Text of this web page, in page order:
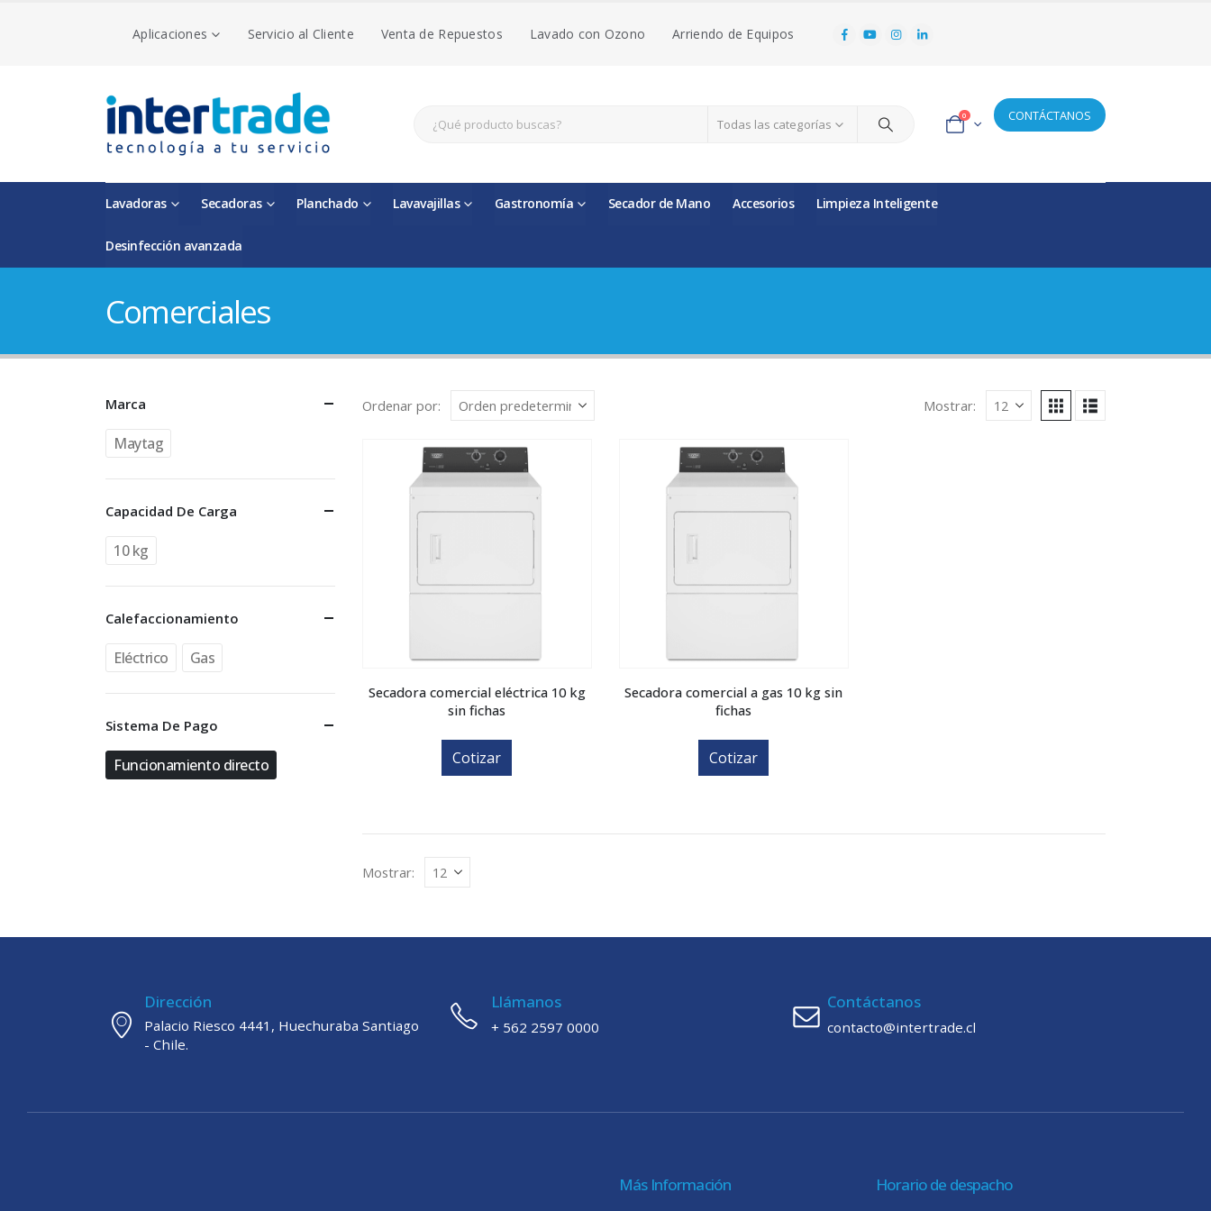
Aplicaciones Servicio al Cliente Venta de Repuestos Lavado con Ozono Arriendo de Equipos
Todas las categorías
0 CONTÁCTANOS
Lavadoras Secadoras Planchado Lavavajillas Gastronomía Secador de Mano Accesorios Limpieza Inteligente
Desinfección avanzada
Comerciales
Ordenar por: Mostrar:
Secadora comercial eléctrica 10 kg
sin fichas
Cotizar
Secadora comercial a gas 10 kg sin
fichas
Cotizar
Mostrar:
Marca
Maytag
Capacidad De Carga
10 kg
Calefaccionamiento
Eléctrico Gas
Sistema De Pago
Funcionamiento directo
Dirección
Palacio Riesco 4441, Huechuraba Santiago
- Chile.
Llámanos
+ 562 2597 0000
Contáctanos
contacto@intertrade.cl
Más Información Horario de despacho